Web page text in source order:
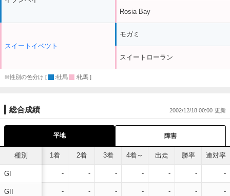
スイートイベツト
Rosia Bay
モガミ
スイートローラン
※性別の色分け [ :牡馬 :牝馬 ]
総合成績 2002/12/18 00:00
平地 障害
種別
GI
GII
1着 2着 3着 4着～ 出走 勝率 連対率
- - - - - - -
- - - - - - -